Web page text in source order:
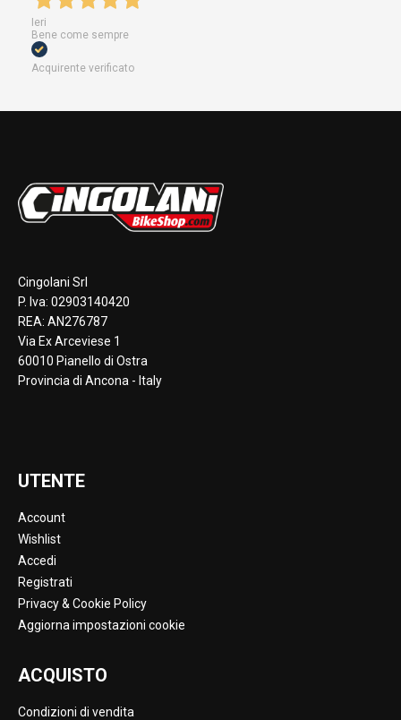
Ieri
Bene come sempre
Acquirente verificato
Cingolani Srl
P. Iva: 02903140420
REA: AN276787
Via Ex Arceviese 1
60010 Pianello di Ostra
Provincia di Ancona - Italy
UTENTE
Account
Wishlist
Accedi
Registrati
Privacy & Cookie Policy
Aggiorna impostazioni cookie
ACQUISTO
Condizioni di vendita